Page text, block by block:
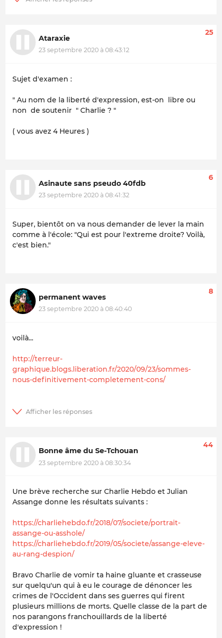
Ataraxie
23 septembre 2020 à 08:43:12
25
Sujet d'examen :
" Au nom de la liberté d'expression, est-on libre ou
non de soutenir " Charlie ? "
( vous avez 4 Heures )
Asinaute sans pseudo 40fdb
23 septembre 2020 à 08:41:32
6
Super, bientôt on va nous demander de lever la main
comme à l'école: "Qui est pour l'extreme droite? Voilà,
c'est bien."
permanent waves
23 septembre 2020 à 08:40:40
8
voilà...
http://terreur-
graphique.blogs.liberation.fr/2020/09/23/sommes-
nous-definitivement-completement-cons/
Bonne âme du Se-Tchouan
23 septembre 2020 à 08:30:34
44
Une brève recherche sur Charlie Hebdo et Julian
Assange donne les résultats suivants :
https://charliehebdo.fr/2018/07/societe/portrait-
assange-ou-asshole/
https://charliehebdo.fr/2019/05/societe/assange-eleve-
au-rang-despion/
Bravo Charlie de vomir ta haine gluante et crasseuse
sur quelqu'un qui à eu le courage de dénoncer les
crimes de l'Occident dans ses guerres qui firent
plusieurs millions de morts. Quelle classe de la part de
nos parangons franchouillards de la liberté
d'expression !